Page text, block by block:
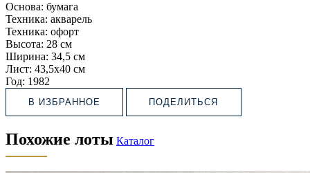
Основа: бумага
Техника: акварель
Техника: офорт
Высота: 28 см
Ширина: 34,5 см
Лист: 43,5х40 см
Год: 1982
В ИЗБРАННОЕ ПОДЕЛИТЬСЯ
Похожие лоты Каталог